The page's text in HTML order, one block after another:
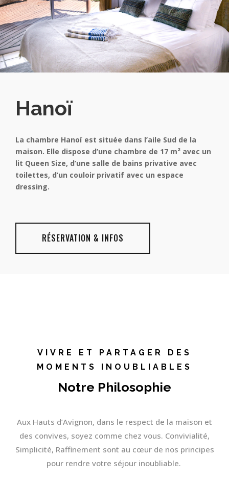
Hanoï
La chambre Hanoï est située dans l’aile Sud de la
maison. Elle dispose d’une chambre de 17 m² avec un
lit Queen Size, d’une salle de bains privative avec
toilettes, d’un couloir privatif avec un espace
dressing.
RÉSERVATION & INFOS
VIVRE ET PARTAGER DES
MOMENTS INOUBLIABLES
Notre Philosophie
Aux Hauts d’Avignon, dans le respect de la maison et
des convives, soyez comme chez vous. Convivialité,
Simplicité, Raffinement sont au cœur de nos principes
pour rendre votre séjour inoubliable.